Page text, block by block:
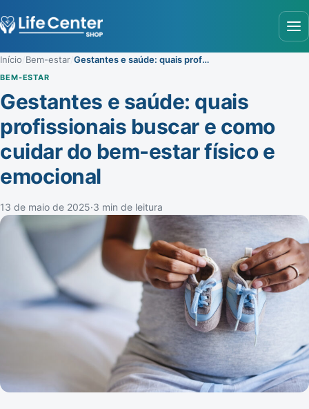
Início Bem-estar Gestantes e saúde: quais profissionais buscar e como cuidar do bem-estar físico e emocional
BEM-ESTAR
Gestantes e saúde: quais
profissionais buscar e como
cuidar do bem-estar físico e
emocional
13 de maio de 2025·3 min de leitura